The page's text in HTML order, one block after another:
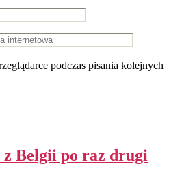
podczas pisania kolejnych
Belgii po raz drugi